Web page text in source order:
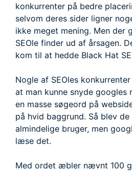
konkurrenter på bedre
selvom deres sider ligner
ikke meget mening. Men der
SEOle finder ud af årsagen.
kom til at hedde Black Hat
Nogle af SEOles
at man kunne snyde
en masse søgeord på
på hvid baggrund. Så blev
almindelige bruger, men
læse det.
Med ordet æbler nævnt 100